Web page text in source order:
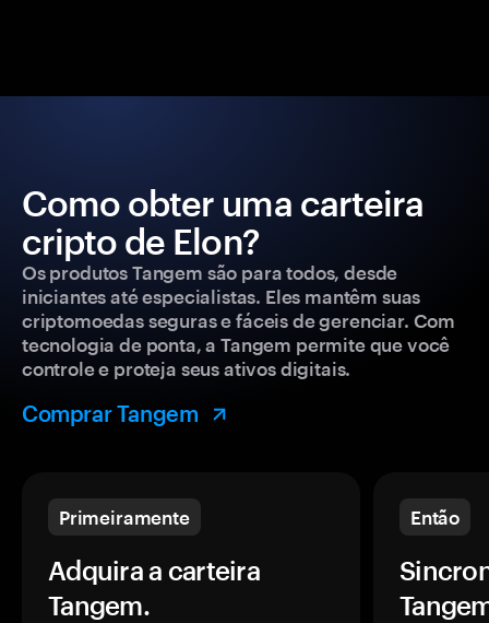
Como obter uma carteira
cripto de Elon?
Os produtos Tangem são para todos, desde
iniciantes até especialistas. Eles mantêm suas
criptomoedas seguras e fáceis de gerenciar. Com
tecnologia de ponta, a Tangem permite que você
controle e proteja seus ativos digitais.
Comprar Tangem
Primeiramente
Adquira a carteira
Tangem.
Então